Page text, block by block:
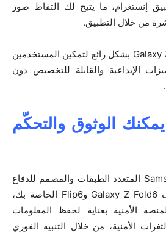
إنستغرام، ما يتيح لك التقاط صور
من خلال التطبيق.
وتم تحسين هاتف Galaxy Z Flip6 بشكل رائع لتمكين المستخدمين
الإبداعية والقابلة للتخصيص دون
الوثوق والتحكّم
ويضمن نظام Samsung Knox المتعدد الطبقات والمصمم للدفاع
الاستراتيجي حماية هواتف Galaxy Z Fold6 وFlip6 الخاصة بك،
الأمنية بعناية لحفظ المعلومات
الأمنية، من خلال التنبيه الفوري